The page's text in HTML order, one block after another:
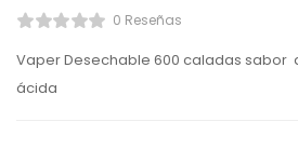
0 Reseñas
Vaper Desechable 600 caladas sabor
ácida